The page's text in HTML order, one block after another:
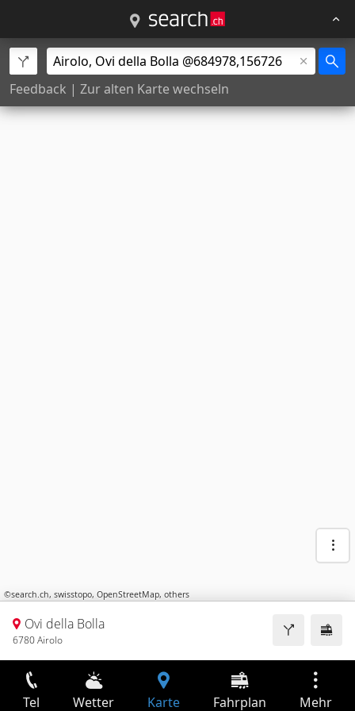
Feedback | Zur alten Karte wechseln
©search.ch, swisstopo, OpenStreetMap, others
Ovi della Bolla
6780 Airolo
Tel Wetter Karte Fahrplan Mehr